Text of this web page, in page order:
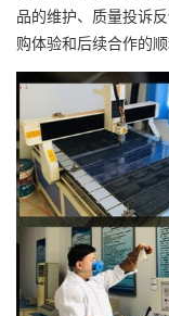
品的维护、质量投诉
购体验和后续合作的顺